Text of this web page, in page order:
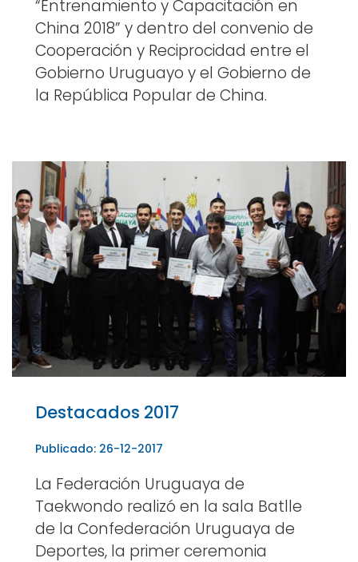
“Entrenamiento y Capacitación en
China 2018” y dentro del convenio de
Cooperación y Reciprocidad entre el
Gobierno Uruguayo y el Gobierno de
la República Popular de China.
Destacados 2017
Publicado: 26-12-2017
La Federación Uruguaya de
Taekwondo realizó en la sala Batlle
de la Confederación Uruguaya de
Deportes, la primer ceremonia